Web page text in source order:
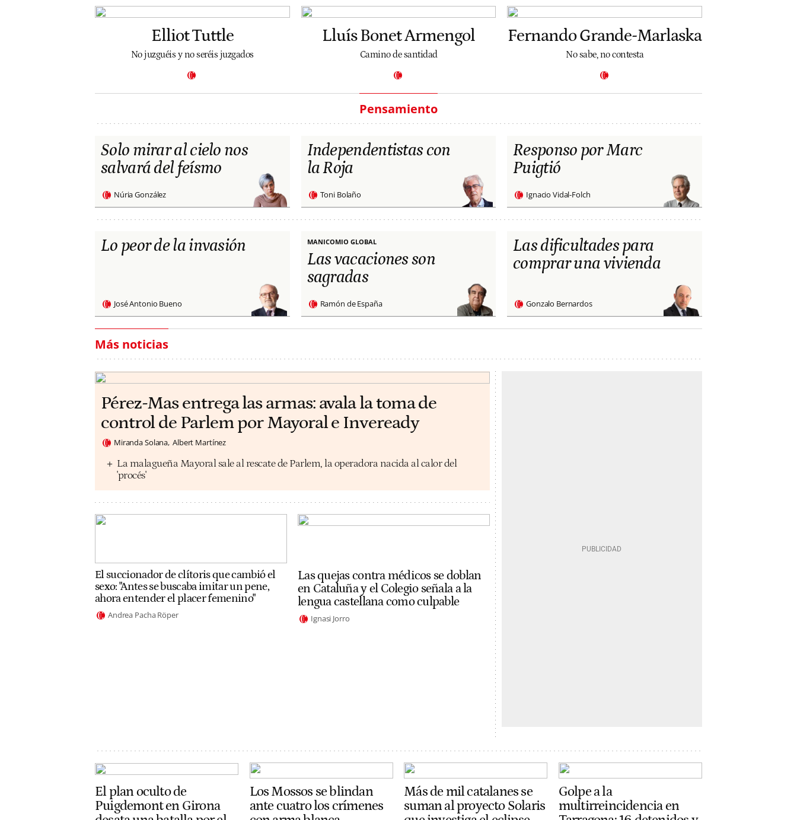
Elliot Tuttle
No juzguéis y no seréis juzgados
Lluís Bonet Armengol
Camino de santidad
Fernando Grande-Marlaska
No sabe, no contesta
Pensamiento
Solo mirar al cielo nos
salvará del feísmo
Núria González
Independentistas con
la Roja
Toni Bolaño
Responso por Marc
Puigtió
Ignacio Vidal-Folch
Lo peor de la invasión
José Antonio Bueno
MANICOMIO GLOBAL
Las vacaciones son
sagradas
Ramón de España
Las dificultades para
comprar una vivienda
Gonzalo Bernardos
Más noticias
Pérez-Mas entrega las armas: avala la toma de
control de Parlem por Mayoral e Inveready
Miranda Solana Albert Martínez
La malagueña Mayoral sale al rescate de Parlem, la operadora nacida al calor del
'procés'
El succionador de clítoris que cambió el
sexo: "Antes se buscaba imitar un pene,
ahora entender el placer femenino"
Andrea Pacha Röper
Las quejas contra médicos se doblan
en Cataluña y el Colegio señala a la
lengua castellana como culpable
Ignasi Jorro
El plan oculto de
Puigdemont en Girona
Los Mossos se blindan
ante cuatro los crímenes
Más de mil catalanes se
suman al proyecto Solaris
Golpe a la
multirreincidencia en